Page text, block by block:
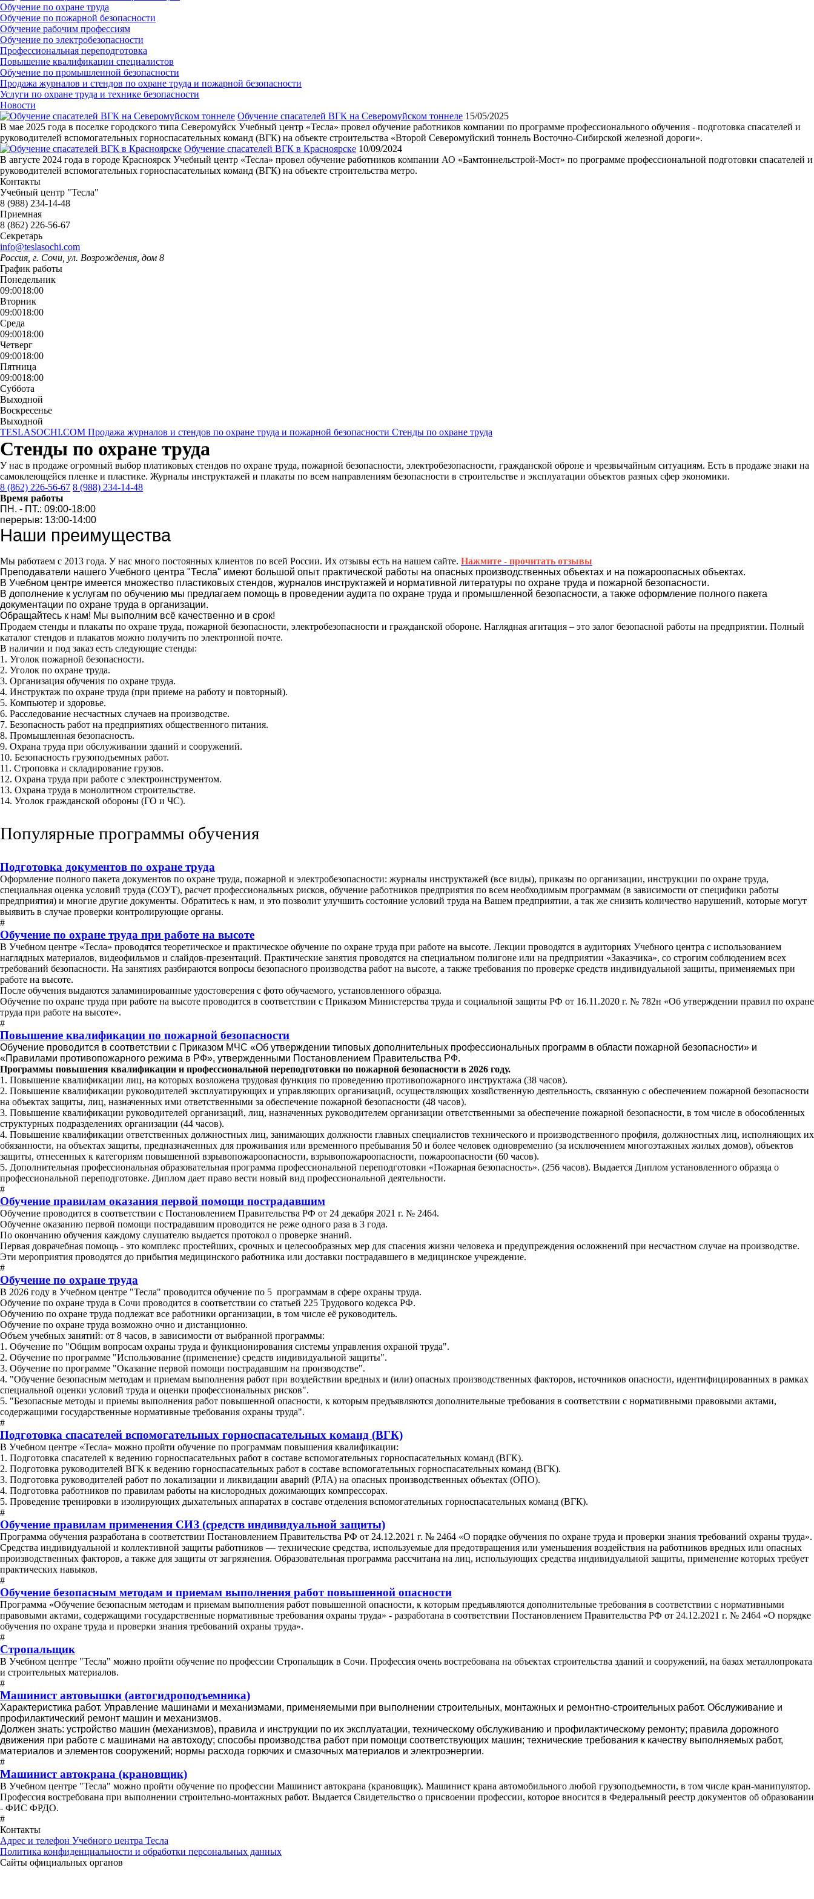
Обучение по охране труда
Обучение по пожарной безопасности
Обучение рабочим профессиям
Обучение по электробезопасности
Профессиональная переподготовка
Повышение квалификации специалистов
Обучение по промышленной безопасности
Продажа журналов и стендов по охране труда и пожарной безопасности
Услуги по охране труда и технике безопасности
Новости
Обучение спасателей ВГК на Северомуйском тоннеле 15/05/2025
В мае 2025 года в поселке городского типа Северомуйск Учебный центр «Тесла» провел обучение работников компании по программе профессионального обучения - подготовка спасателей и
руководителей вспомогательных горноспасательных команд (ВГК) на объекте строительства «Второй Северомуйский тоннель Восточно-Сибирской железной дороги».
Обучение спасателей ВГК в Красноярске 10/09/2024
В августе 2024 года в городе Красноярск Учебный центр «Тесла» провел обучение работников компании АО «Бамтоннельстрой-Мост» по программе профессиональной подготовки спасателей и
руководителей вспомогательных горноспасательных команд (ВГК) на объекте строительства метро.
Контакты
Учебный центр "Тесла"
8 (988) 234-14-48
Приемная
8 (862) 226-56-67
Секретарь
info@teslasochi.com
Россия, г. Сочи, ул. Возрождения, дом 8
График работы
Понедельник
09:0018:00
Вторник
09:0018:00
Среда
09:0018:00
Четверг
09:0018:00
Пятница
09:0018:00
Суббота
Выходной
Воскресенье
Выходной
TESLASOCHI.COM Продажа журналов и стендов по охране труда и пожарной безопасности Стенды по охране труда
Стенды по охране труда
У нас в продаже огромный выбор платиковых стендов по охране труда, пожарной безопасности, электробезопасности, гражданской оброне и чрезвычайным ситуациям. Есть в продаже знаки на
самоклеющейся пленке и пластике. Журналы инструктажей и плакаты по всем направлениям безопасности в строительстве и эксплуатации объектов разных сфер экономики.
8 (862) 226-56-67 8 (988) 234-14-48
Время работы
ПН. - ПТ.: 09:00-18:00
перерыв: 13:00-14:00
Наши преимущества
Мы работаем с 2013 года. У нас много постоянных клиентов по всей России. Их отзывы есть на нашем сайте. Нажмите - прочитать отзывы
Преподаватели нашего Учебного центра "Тесла" имеют большой опыт практической работы на опасных производственных объектах и на пожароопасных объектах.
В Учебном центре имеется множество пластиковых стендов, журналов инструктажей и нормативной литературы по охране труда и пожарной безопасности.
В дополнение к услугам по обучению мы предлагаем помощь в проведении аудита по охране труда и промышленной безопасности, а также оформление полного пакета
документации по охране труда в организации.
Обращайтесь к нам! Мы выполним всё качественно и в срок!
Продаем стенды и плакаты по охране труда, пожарной безопасности, электробезопасности и гражданской обороне. Наглядная агитация – это залог безопасной работы на предприятии. Полный
каталог стендов и плакатов можно получить по электронной почте.
В наличии и под заказ есть следующие стенды:
1. Уголок пожарной безопасности.
2. Уголок по охране труда.
3. Организация обучения по охране труда.
4. Инструктаж по охране труда (при приеме на работу и повторный).
5. Компьютер и здоровье.
6. Расследование несчастных случаев на производстве.
7. Безопасность работ на предприятиях общественного питания.
8. Промышленная безопасность.
9. Охрана труда при обслуживании зданий и сооружений.
10. Безопасность грузоподъемных работ.
11. Строповка и складирование грузов.
12. Охрана труда при работе с электроинструментом.
13. Охрана труда в монолитном строительстве.
14. Уголок гражданской обороны (ГО и ЧС).
Популярные программы обучения
Подготовка документов по охране труда
Оформление полного пакета документов по охране труда, пожарной и электробезопасности: журналы инструктажей (все виды), приказы по организации, инструкции по охране труда,
специальная оценка условий труда (СОУТ), расчет профессиональных рисков, обучение работников предприятия по всем необходимым программам (в зависимости от специфики работы
предприятия) и многие другие документы. Обратитесь к нам, и это позволит улучшить состояние условий труда на Вашем предприятии, а так же снизить количество нарушений, которые могут
выявить в случае проверки контролирующие органы.
#
Обучение по охране труда при работе на высоте
В Учебном центре «Тесла» проводятся теоретическое и практическое обучение по охране труда при работе на высоте. Лекции проводятся в аудиториях Учебного центра с использованием
наглядных материалов, видеофильмов и слайдов-презентаций. Практические занятия проводятся на специальном полигоне или на предприятии «Заказчика», со строгим соблюдением всех
требований безопасности. На занятиях разбираются вопросы безопасного производства работ на высоте, а также требования по проверке средств индивидуальной защиты, применяемых при
работе на высоте.
После обучения выдаются заламинированные удостоверения с фото обучаемого, установленного образца.
Обучение по охране труда при работе на высоте проводится в соответствии с Приказом Министерства труда и социальной защиты РФ от 16.11.2020 г. № 782н «Об утверждении правил по охране
труда при работе на высоте».
#
Повышение квалификации по пожарной безопасности
Обучение проводится в соответствии с Приказом МЧС «Об утверждении типовых дополнительных профессиональных программ в области пожарной безопасности» и
«Правилами противопожарного режима в РФ», утвержденными Постановлением Правительства РФ.
Программы повышения квалификации и профессиональной переподготовки по пожарной безопасности в 2026 году.
1. Повышение квалификации лиц, на которых возложена трудовая функция по проведению противопожарного инструктажа (38 часов).
2. Повышение квалификации руководителей эксплуатирующих и управляющих организаций, осуществляющих хозяйственную деятельность, связанную с обеспечением пожарной безопасности
на объектах защиты, лиц, назначенных ими ответственными за обеспечение пожарной безопасности (48 часов).
3. Повышение квалификации руководителей организаций, лиц, назначенных руководителем организации ответственными за обеспечение пожарной безопасности, в том числе в обособленных
структурных подразделениях организации (44 часов).
4. Повышение квалификации ответственных должностных лиц, занимающих должности главных специалистов технического и производственного профиля, должностных лиц, исполняющих их
обязанности, на объектах защиты, предназначенных для проживания или временного пребывания 50 и более человек одновременно (за исключением многоэтажных жилых домов), объектов
защиты, отнесенных к категориям повышенной взрывопожароопасности, взрывопожароопасности, пожароопасности (60 часов).
5. Дополнительная профессиональная образовательная программа профессиональной переподготовки «Пожарная безопасность». (256 часов). Выдается Диплом установленного образца о
профессиональной переподготовке. Диплом дает право вести новый вид профессиональной деятельности.
#
Обучение правилам оказания первой помощи пострадавшим
Обучение проводится в соответствии с Постановлением Правительства РФ от 24 декабря 2021 г. № 2464.
Обучение оказанию первой помощи пострадавшим проводится не реже одного раза в 3 года.
По окончанию обучения каждому слушателю выдается протокол о проверке знаний.
Первая доврачебная помощь - это комплекс простейших, срочных и целесообразных мер для спасения жизни человека и предупреждения осложнений при несчастном случае на производстве.
Эти мероприятия проводятся до прибытия медицинского работника или доставки пострадавшего в медицинское учреждение.
#
Обучение по охране труда
В 2026 году в Учебном центре "Тесла" проводится обучение по 5 программам в сфере охраны труда.
Обучение по охране труда в Сочи проводится в соответствии со статьей 225 Трудового кодекса РФ.
Обучению по охране труда подлежат все работники организации, в том числе её руководитель.
Обучение по охране труда возможно очно и дистанционно.
Объем учебных занятий: от 8 часов, в зависимости от выбранной программы:
1. Обучение по "Общим вопросам охраны труда и функционирования системы управления охраной труда".
2. Обучение по программе "Использование (применение) средств индивидуальной защиты".
3. Обучение по программе "Оказание первой помощи пострадавшим на производстве".
4. "Обучение безопасным методам и приемам выполнения работ при воздействии вредных и (или) опасных производственных факторов, источников опасности, идентифицированных в рамках
специальной оценки условий труда и оценки профессиональных рисков".
5. "Безопасные методы и приемы выполнения работ повышенной опасности, к которым предъявляются дополнительные требования в соответствии с нормативными правовыми актами,
содержащими государственные нормативные требования охраны труда".
#
Подготовка спасателей вспомогательных горноспасательных команд (ВГК)
В Учебном центре «Тесла» можно пройти обучение по программам повышения квалификации:
1. Подготовка спасателей к ведению горноспасательных работ в составе вспомогательных горноспасательных команд (ВГК).
2. Подготовка руководителей ВГК к ведению горноспасательных работ в составе вспомогательных горноспасательных команд (ВГК).
3. Подготовка руководителей работ по локализации и ликвидации аварий (РЛА) на опасных производственных объектах (ОПО).
4. Подготовка работников по правилам работы на кислородных дожимающих компрессорах.
5. Проведение тренировки в изолирующих дыхательных аппаратах в составе отделения вспомогательных горноспасательных команд (ВГК).
#
Обучение правилам применения СИЗ (средств индивидуальной защиты)
Программа обучения разработана в соответствии Постановлением Правительства РФ от 24.12.2021 г. № 2464 «О порядке обучения по охране труда и проверки знания требований охраны труда».
Средства индивидуальной и коллективной защиты работников — технические средства, используемые для предотвращения или уменьшения воздействия на работников вредных или опасных
производственных факторов, а также для защиты от загрязнения. Образовательная программа рассчитана на лиц, использующих средства индивидуальной защиты, применение которых требует
практических навыков.
#
Обучение безопасным методам и приемам выполнения работ повышенной опасности
Программа «Обучение безопасным методам и приемам выполнения работ повышенной опасности, к которым предъявляются дополнительные требования в соответствии с нормативными
правовыми актами, содержащими государственные нормативные требования охраны труда» - разработана в соответствии Постановлением Правительства РФ от 24.12.2021 г. № 2464 «О порядке
обучения по охране труда и проверки знания требований охраны труда».
#
Стропальщик
В Учебном центре "Тесла" можно пройти обучение по профессии Стропальщик в Сочи. Профессия очень востребована на объектах строительства зданий и сооружений, на базах металлопроката
и строительных материалов.
#
Машинист автовышки (автогидроподъемника)
Характеристика работ. Управление машинами и механизмами, применяемыми при выполнении строительных, монтажных и ремонтно-строительных работ. Обслуживание и
профилактический ремонт машин и механизмов.
Должен знать: устройство машин (механизмов), правила и инструкции по их эксплуатации, техническому обслуживанию и профилактическому ремонту; правила дорожного
движения при работе с машинами на автоходу; способы производства работ при помощи соответствующих машин; технические требования к качеству выполняемых работ,
материалов и элементов сооружений; нормы расхода горючих и смазочных материалов и электроэнергии.
#
Машинист автокрана (крановщик)
В Учебном центре "Тесла" можно пройти обучение по профессии Машинист автокрана (крановщик). Машинист крана автомобильного любой грузоподъемности, в том числе кран-манипулятор.
Профессия востребована при выполнении строительно-монтажных работ. Выдается Свидетельство о присвоении профессии, которое вносится в Федеральный реестр документов об образовании
- ФИС ФРДО.
#
Контакты
Адрес и телефон Учебного центра Тесла
Политика конфиденциальности и обработки персональных данных
Сайты официальных органов